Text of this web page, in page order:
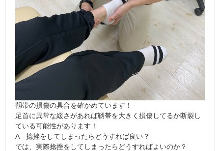
靱帯の損傷の具合を確かめています！
足首に異常な緩さがあれば靱帯を大きく損傷してるか断裂し
ている可能性があります！
A 捻挫をしてしまったらどうすれば良い？
では、実際捻挫をしてしまったらどうすればよいのか？